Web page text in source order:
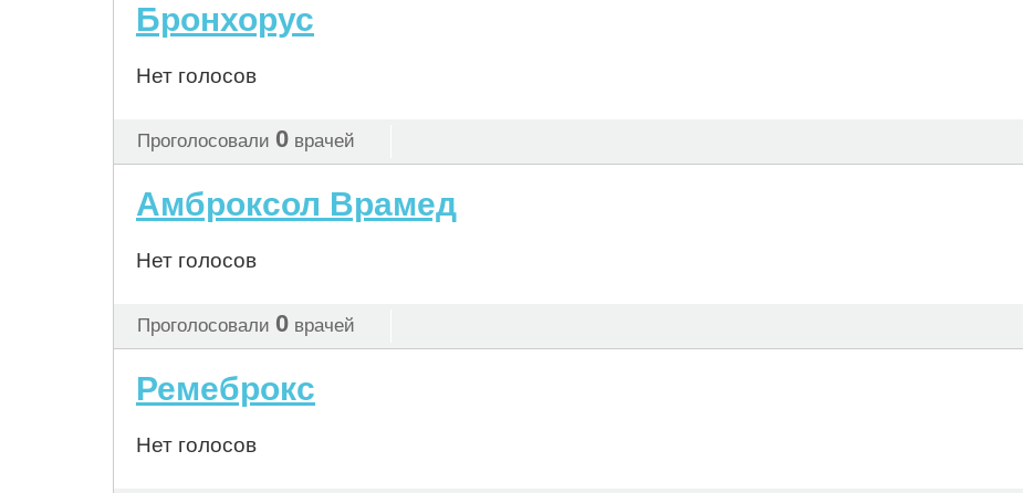
Бронхорус
Нет голосов
Проголосовали 0 врачей
Амброксол Врамед
Нет голосов
Проголосовали 0 врачей
Ремеброкс
Нет голосов